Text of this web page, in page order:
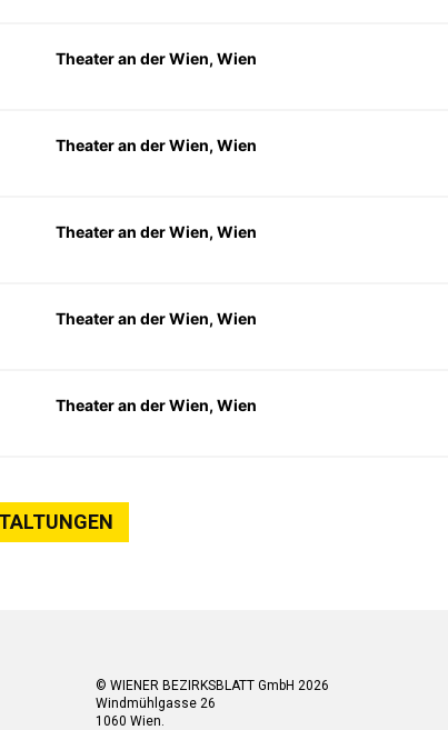
Theater an der Wien, Wien
Theater an der Wien, Wien
Theater an der Wien, Wien
Theater an der Wien, Wien
Theater an der Wien, Wien
© WIENER BEZIRKSBLATT GmbH 2026
Windmühlgasse 26
1060 Wien.